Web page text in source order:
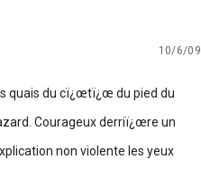
10/6/09
quais du cï¿œtï¿œ du pied du
Courageux derriï¿œre un
non violente les yeux